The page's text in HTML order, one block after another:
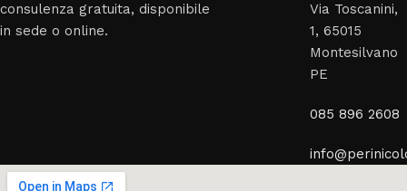
consulenza gratuita, disponibile
in sede o online.
Via Toscanini,
1, 65015
Montesilvano
PE
085 896 2608